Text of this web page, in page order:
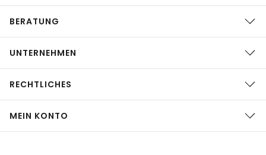
BERATUNG
UNTERNEHMEN
RECHTLICHES
MEIN KONTO